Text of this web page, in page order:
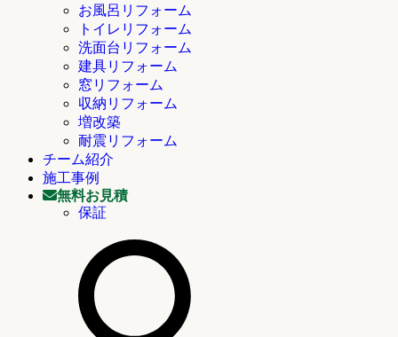
お風呂リフォーム
トイレリフォーム
洗面台リフォーム
建具リフォーム
窓リフォーム
収納リフォーム
増改築
耐震リフォーム
チーム紹介
施工事例
無料お見積
保証